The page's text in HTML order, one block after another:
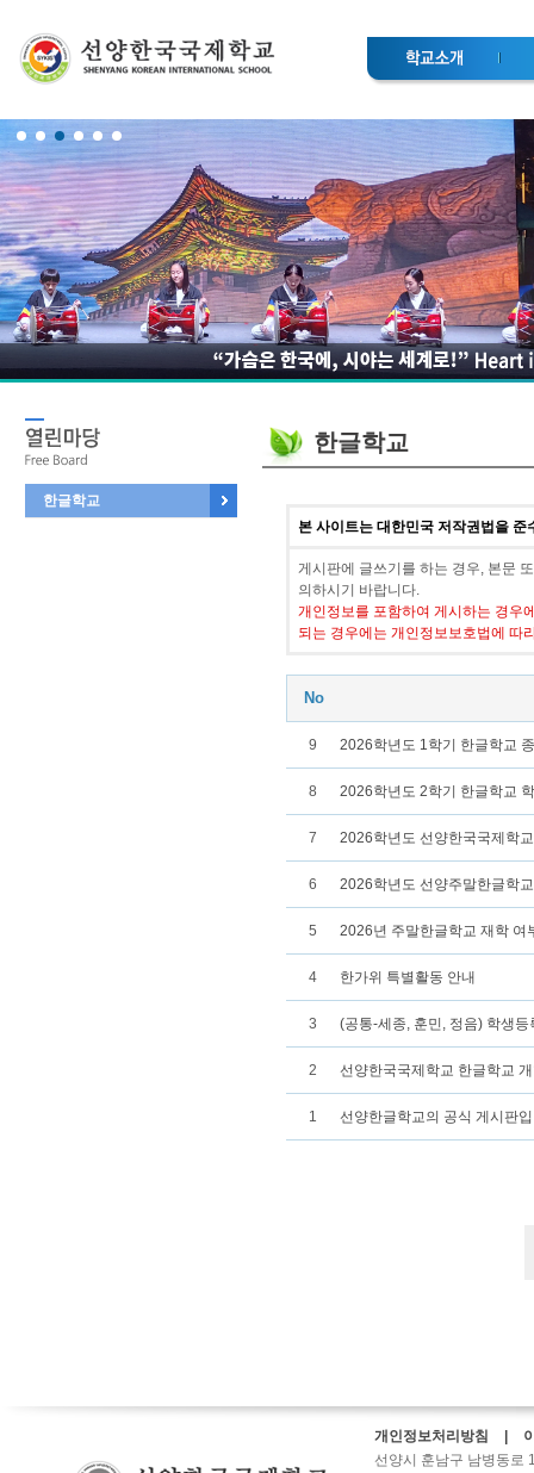
한글학교
한글학교
본 사이트는 대한민국 저작권법을 준
게시판에 글쓰기를 하는 경우, 본문
의하시기 바랍니다.
개인정보를 포함하여 게시하는 경우
되는 경우에는 개인정보보호법에 따
No
9 2026학년도 1학기 한글학교
8 2026학년도 2학기 한글학교
7 2026학년도 선양한국국제학
6 2026학년도 선양주말한글학
5 2026년 주말한글학교 재학 여
4 한가위 특별활동 안내
3 (공통-세종, 훈민, 정음) 학생
2 선양한국국제학교 한글학교
1 선양한글학교의 공식 게시판
개인정보처리방침 |
선양시 훈남구 남병동로